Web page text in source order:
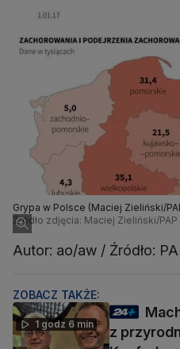
Grypa w Polsce (Maciej Zieliński/
Źródło zdjęcia: Maciej Zieliński/PAP
Autor: ao/aw / Źródło:
ZOBACZ TAKŻE:
1 godz 6 min
z